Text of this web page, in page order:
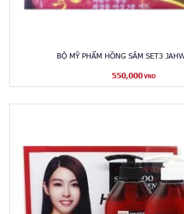
BỘ MỸ PHẨM HỒNG SÂM SET3
550,000 VND